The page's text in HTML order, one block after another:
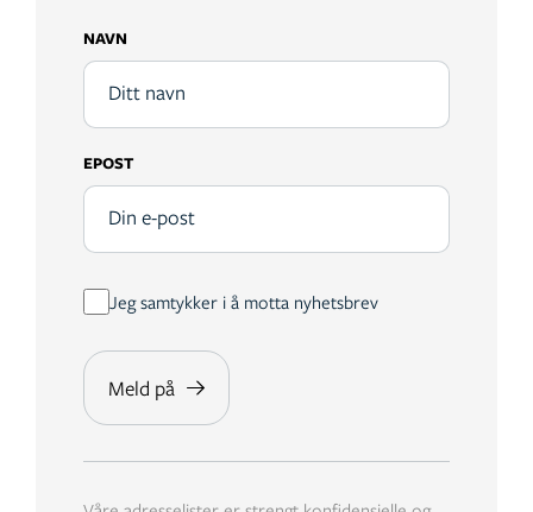
NAVN
EPOST
Jeg samtykker i å motta nyhetsbrev